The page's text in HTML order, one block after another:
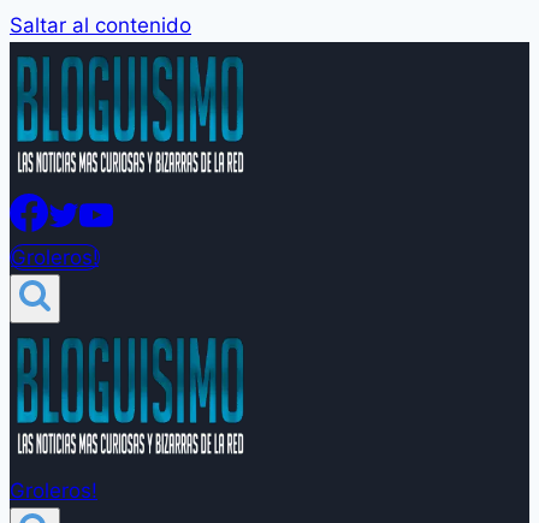
Saltar al contenido
Groleros!
Groleros!